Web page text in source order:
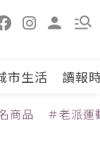
市生活 讀報
商品 ＃老派運